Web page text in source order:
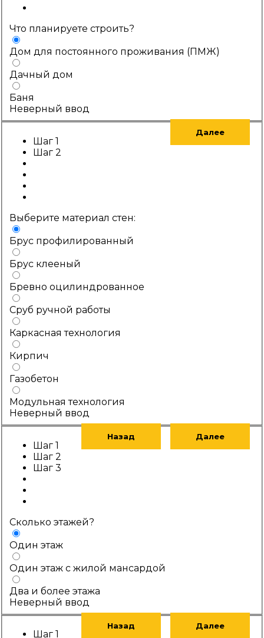
Что планируете строить?
Дом для постоянного проживания (ПМЖ)
Дачный дом
Баня
Неверный ввод
Далее
Шаг 1
Шаг 2
Выберите материал стен:
Брус профилированный
Брус клееный
Бревно оцилиндрованное
Сруб ручной работы
Каркасная технология
Кирпич
Газобетон
Модульная технология
Неверный ввод
Назад Далее
Шаг 1
Шаг 2
Шаг 3
Сколько этажей?
Один этаж
Один этаж с жилой мансардой
Два и более этажа
Неверный ввод
Назад Далее
Шаг 1